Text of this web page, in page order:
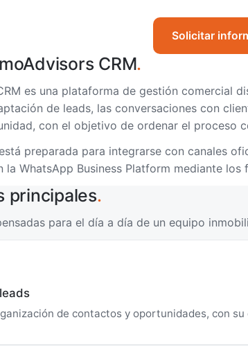
Solicitar
CRM.
es una plataforma de gestión comercial
de leads, las conversaciones con
con el objetivo de ordenar el proceso
preparada para integrarse con canales
la WhatsApp Business Platform mediante los
principales.
para el día a día de un equipo
de contactos y oportunidades, con